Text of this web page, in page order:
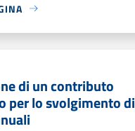
di un contributo
per lo svolgimento di